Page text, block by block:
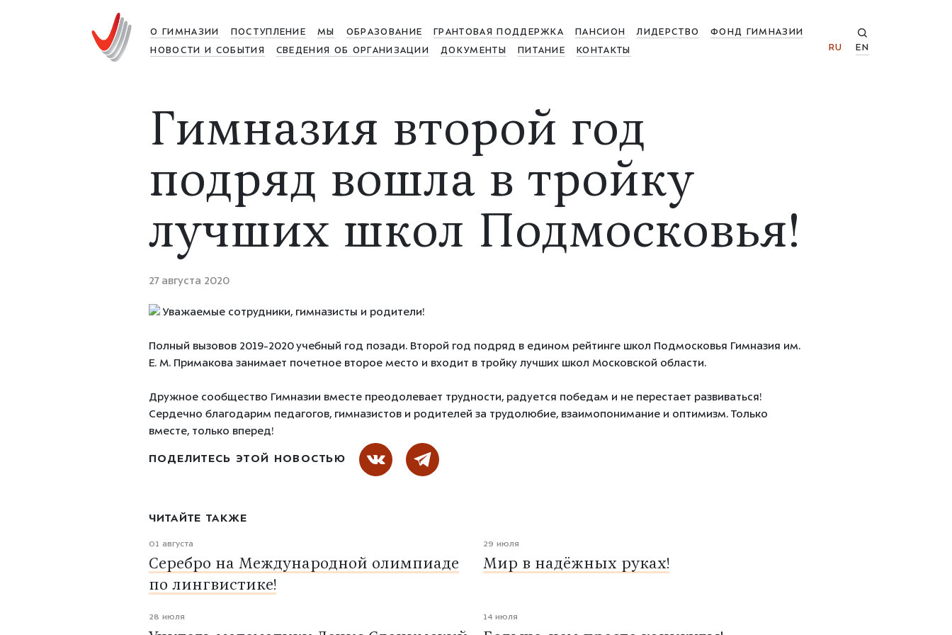
О ГИМНАЗИИ ПОСТУПЛЕНИЕ МЫ ОБРАЗОВАНИЕ ГРАНТОВАЯ ПОДДЕРЖКА ПАНСИОН ЛИДЕРСТВО
ФОНД ГИМНАЗИИ
НОВОСТИ И СОБЫТИЯ
СВЕДЕНИЯ ОБ ОРГАНИЗАЦИИ ДОКУМЕНТЫ ПИТАНИЕ КОНТАКТЫ RU EN
Гимназия второй год
подряд вошла в тройку
лучших школ Подмосковья!
27 августа 2020
Уважаемые сотрудники, гимназисты и родители!
Полный вызовов 2019-2020 учебный год позади. Второй год подряд в едином рейтинге школ Подмосковья Гимназия им.
Е. М. Примакова занимает почетное второе место и входит в тройку лучших школ Московской области.
Дружное сообщество Гимназии вместе преодолевает трудности, радуется победам и не перестает развиваться!
Сердечно благодарим педагогов, гимназистов и родителей за трудолюбие, взаимопонимание и оптимизм. Только
вместе, только вперед!
ПОДЕЛИТЕСЬ ЭТОЙ НОВОСТЬЮ
ЧИТАЙТЕ ТАКЖЕ
01 августа
Серебро на Международной олимпиаде
по лингвистике!
29 июля
Мир в надёжных руках!
28 июля 14 июля